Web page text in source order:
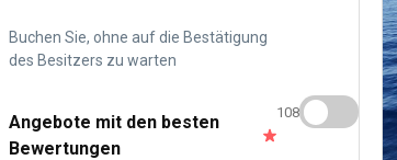
Buchen Sie, ohne auf die Bestätigung
des Besitzers zu warten
Angebote mit den besten
Bewertungen
108